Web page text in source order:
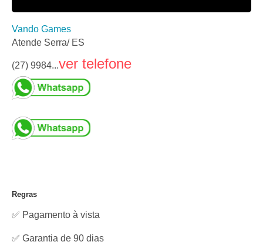
Vando Games
Atende Serra/ ES
(27) 9984...ver telefone
Regras
✅ Pagamento à vista
✅ Garantia de 90 dias